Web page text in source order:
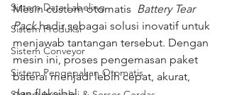
Sistem Data Labeling
Sistem Produksi
Sistem Conveyor
Sistem Pengepakan Otomatis
Mesin custom otomatis Battery Tear
Pack hadir sebagai solusi inovatif untuk
menjawab tantangan tersebut. Dengan
mesin ini, proses pengemasan paket
baterai menjadi lebih cepat, akurat,